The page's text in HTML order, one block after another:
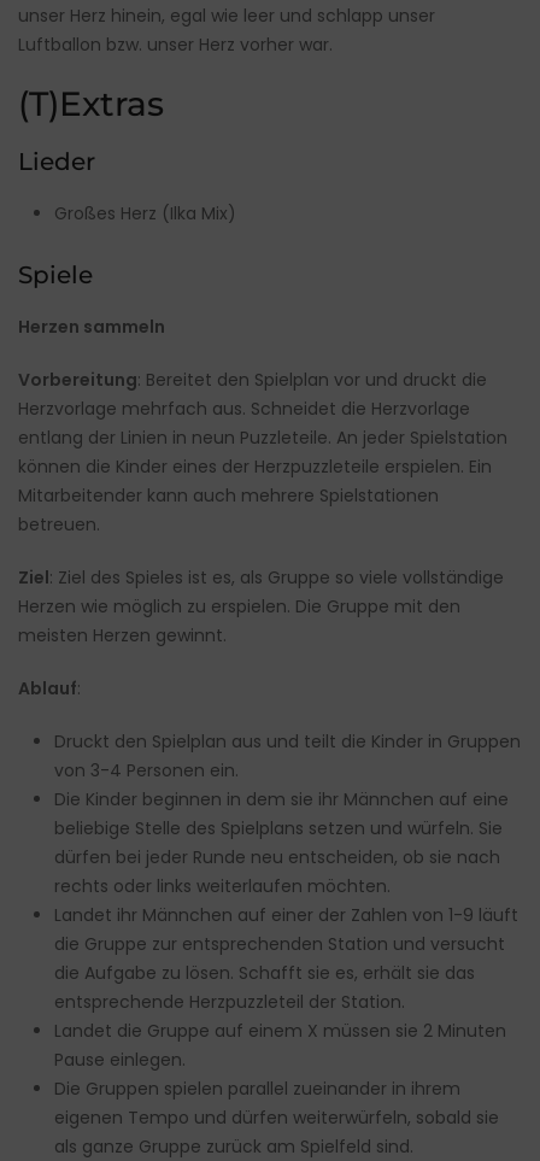
unser Herz hinein, egal wie leer und schlapp unser
Luftballon bzw. unser Herz vorher war.
(T)Extras
Lieder
Großes Herz (Ilka Mix)
Spiele
Herzen sammeln
Vorbereitung: Bereitet den Spielplan vor und druckt die
Herzvorlage mehrfach aus. Schneidet die Herzvorlage
entlang der Linien in neun Puzzleteile. An jeder Spielstation
können die Kinder eines der Herzpuzzleteile erspielen. Ein
Mitarbeitender kann auch mehrere Spielstationen
betreuen.
Ziel: Ziel des Spieles ist es, als Gruppe so viele vollständige
Herzen wie möglich zu erspielen. Die Gruppe mit den
meisten Herzen gewinnt.
Ablauf:
Druckt den Spielplan aus und teilt die Kinder in Gruppen
von 3-4 Personen ein.
Die Kinder beginnen in dem sie ihr Männchen auf eine
beliebige Stelle des Spielplans setzen und würfeln. Sie
dürfen bei jeder Runde neu entscheiden, ob sie nach
rechts oder links weiterlaufen möchten.
Landet ihr Männchen auf einer der Zahlen von 1-9 läuft
die Gruppe zur entsprechenden Station und versucht
die Aufgabe zu lösen. Schafft sie es, erhält sie das
entsprechende Herzpuzzleteil der Station.
Landet die Gruppe auf einem X müssen sie 2 Minuten
Pause einlegen.
Die Gruppen spielen parallel zueinander in ihrem
eigenen Tempo und dürfen weiterwürfeln, sobald sie
als ganze Gruppe zurück am Spielfeld sind.